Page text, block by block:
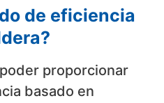
de eficiencia
proporcionar
basado en